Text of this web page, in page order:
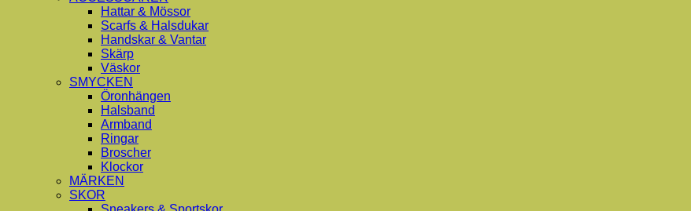
Hattar & Mössor
Scarfs & Halsdukar
Handskar & Vantar
Skärp
Väskor
SMYCKEN
Öronhängen
Halsband
Armband
Ringar
Broscher
Klockor
MÄRKEN
SKOR